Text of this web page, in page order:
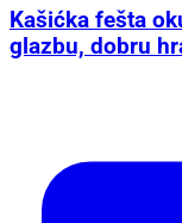
Kašićka fešta
glazbu, dobru